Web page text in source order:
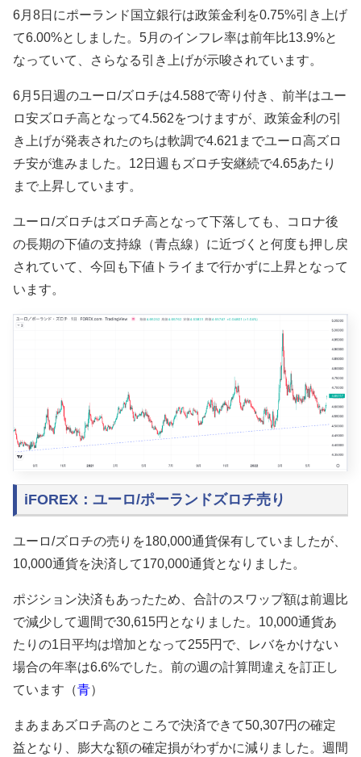
6月8日にポーランド国立銀行は政策金利を0.75%引き上げ
て6.00%としました。5月のインフレ率は前年比13.9%と
なっていて、さらなる引き上げが示唆されています。
6月5日週のユーロ/ズロチは4.588で寄り付き、前半はユー
ロ安ズロチ高となって4.562をつけますが、政策金利の引
き上げが発表されたのちは軟調で4.621までユーロ高ズロ
チ安が進みました。12日週もズロチ安継続で4.65あたり
まで上昇しています。
ユーロ/ズロチはズロチ高となって下落しても、コロナ後
の長期の下値の支持線（青点線）に近づくと何度も押し戻
されていて、今回も下値トライまで行かずに上昇となって
います。
iFOREX：ユーロ/ポーランドズロチ売り
ユーロ/ズロチの売りを180,000通貨保有していましたが、
10,000通貨を決済して170,000通貨となりました。
ポジション決済もあったため、合計のスワップ額は前週比
で減少して週間で30,615円となりました。10,000通貨あ
たりの1日平均は増加となって255円で、レバをかけない
場合の年率は6.6%でした。前の週の計算間違えを訂正し
ています（青）
まあまあズロチ高のところで決済できて50,307円の確定
益となり、膨大な額の確定損がわずかに減りました。週間